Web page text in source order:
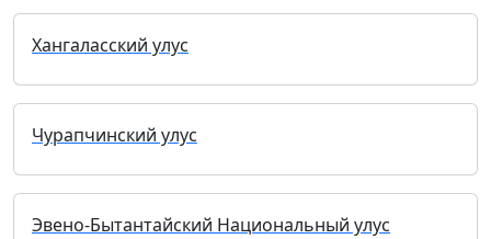
Хангаласский улус
Чурапчинский улус
Эвено-Бытантайский Национальный улус